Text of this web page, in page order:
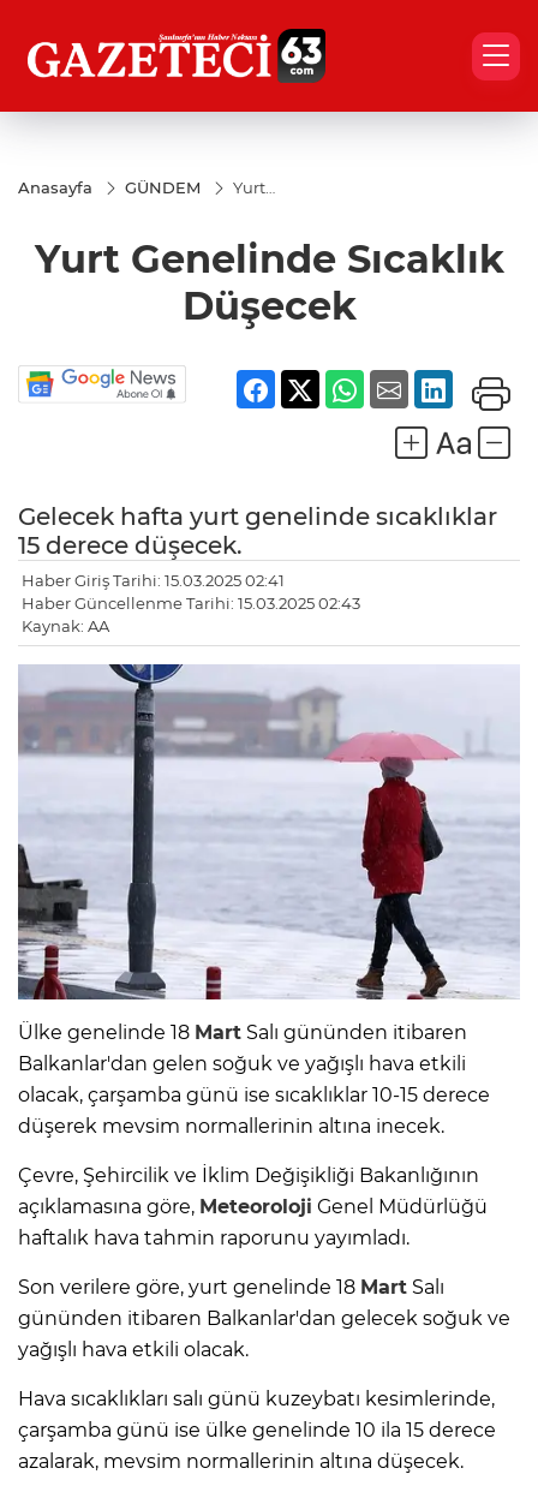
Anasayfa GÜNDEM
Yurt
Düşecek
Yurt Genelinde Sıcaklık
Düşecek
Gelecek hafta yurt genelinde sıcaklıklar
15 derece düşecek.
Haber Giriş Tarihi: 15.03.2025 02:41
Haber Güncellenme Tarihi: 15.03.2025 02:43
Kaynak: AA
Ülke genelinde 18 Mart Salı gününden itibaren
Balkanlar'dan gelen soğuk ve yağışlı hava etkili
olacak, çarşamba günü ise sıcaklıklar 10-15 derece
düşerek mevsim normallerinin altına inecek.
Çevre, Şehircilik ve İklim Değişikliği Bakanlığının
açıklamasına göre, Meteoroloji Genel Müdürlüğü
haftalık hava tahmin raporunu yayımladı.
Son verilere göre, yurt genelinde 18 Mart Salı
gününden itibaren Balkanlar'dan gelecek soğuk ve
yağışlı hava etkili olacak.
Hava sıcaklıkları salı günü kuzeybatı kesimlerinde,
çarşamba günü ise ülke genelinde 10 ila 15 derece
azalarak, mevsim normallerinin altına düşecek.